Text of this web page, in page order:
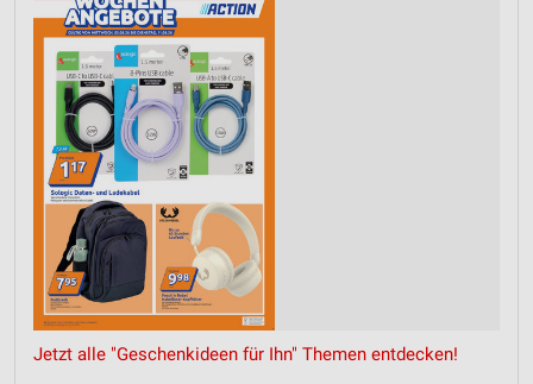
Jetzt alle "Geschenkideen für Ihn" Themen entdecken!